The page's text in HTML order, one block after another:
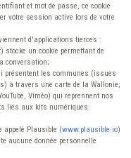
améliorons nos
et mot de passe, ce cookie
votre session active lors de votre
d'applications tierces :
stocke un cookie permettant de
conversation;
présentent les communes (issues
à travers une carte de la Wallonie;
Viméo) qui reprennent nos
liés aux kits numériques.
appelé Plausible (www.plausible.io)
aucune donnée personnelle